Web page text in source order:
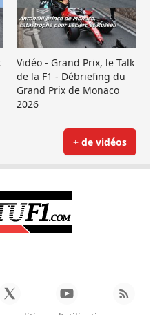
Vidéo - Grand Prix, le Talk
de la F1 - Débriefing du
Grand Prix de Monaco
2026
+ de vidéos